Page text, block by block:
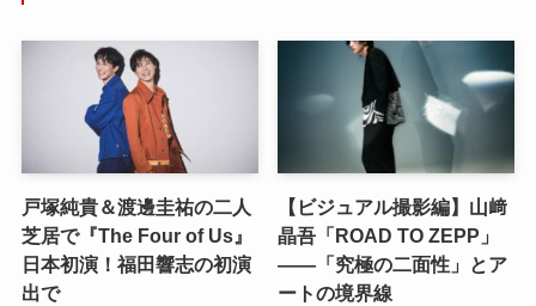
戸塚純貴＆渡邊圭祐の二人
芝居で『The Four of Us』
日本初演！福田響志の初演
出で
【ビジュアル撮影編】山﨑
晶吾「ROAD TO ZEPP」
――「究極の二面性」とア
ートの境界線